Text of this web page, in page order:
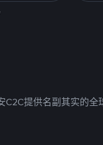
C2C提供名副其实的全